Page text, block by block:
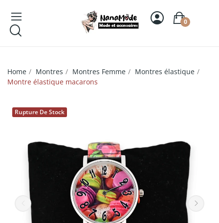
0
Home Montres Montres Femme
Montres élastique
Montre élastique macarons
Rupture De Stock